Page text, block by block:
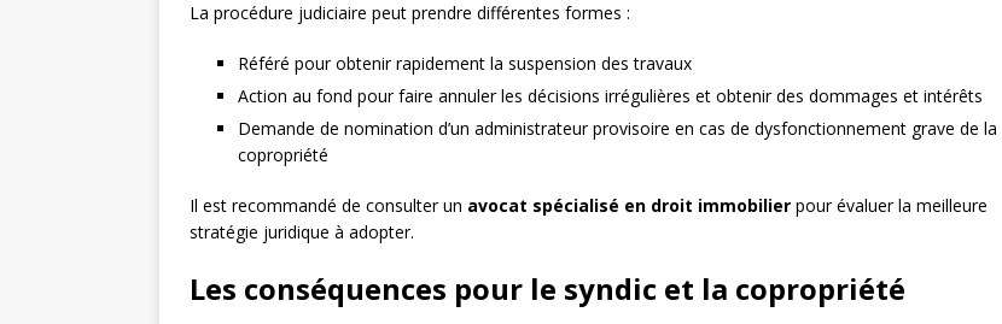
La procédure judiciaire peut prendre différentes formes :
Référé pour obtenir rapidement la suspension des travaux
Action au fond pour faire annuler les décisions irrégulières et obtenir des dommages et intérêts
Demande de nomination d’un administrateur provisoire en cas de dysfonctionnement grave de la
copropriété
Il est recommandé de consulter un avocat spécialisé en droit immobilier pour évaluer la meilleure
stratégie juridique à adopter.
Les conséquences pour le syndic et la copropriété